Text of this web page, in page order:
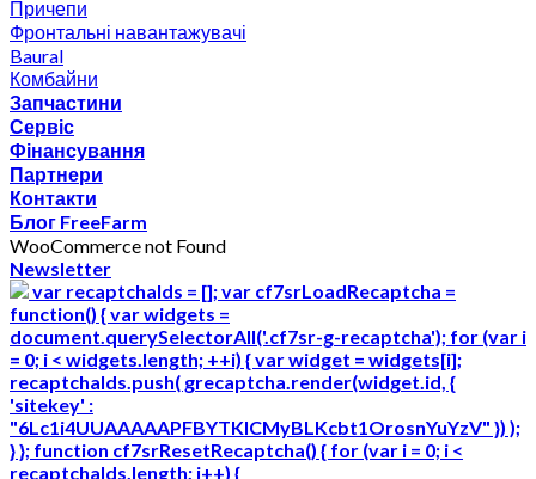
Причепи
Фронтальні навантажувачі
Baural
Комбайни
Запчастини
Сервіс
Фінансування
Партнери
Контакти
Блог FreeFarm
WooCommerce not Found
Newsletter
var recaptchaIds = []; var cf7srLoadRecaptcha =
function() { var widgets =
document.querySelectorAll('.cf7sr-g-recaptcha'); for (var i
= 0; i < widgets.length; ++i) { var widget = widgets[i];
recaptchaIds.push( grecaptcha.render(widget.id, {
'sitekey' :
"6Lc1i4UUAAAAAPFBYTKICMyBLKcbt1OrosnYuYzV" }) );
} }; function cf7srResetRecaptcha() { for (var i = 0; i <
recaptchaIds.length; i++) {